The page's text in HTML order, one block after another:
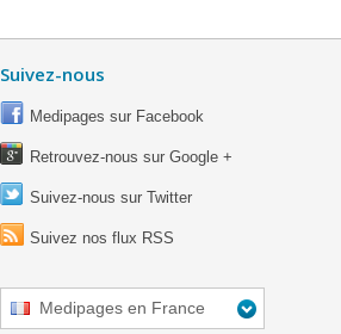
Suivez-nous
Medipages sur Facebook
Retrouvez-nous sur Google +
Suivez-nous sur Twitter
Suivez nos flux RSS
Medipages en France